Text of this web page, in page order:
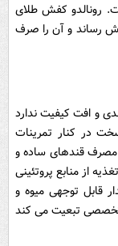
رونالدو کفش طلای
یورو به فروش رساند و آن را صرف
نشانی از کندی و افت کیفیت ندارد
در کنار تمرینات
مصرف قند‌های ساده و
از منابع پروتئینی
قابل توجهی میوه و
تبعیت می کند